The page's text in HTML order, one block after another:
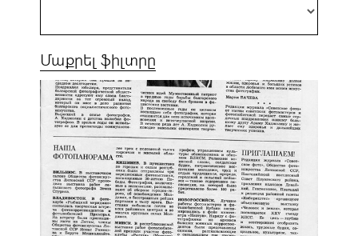
Մաքրել ֆիլտրը